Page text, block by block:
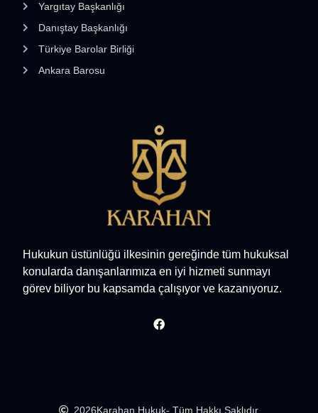
Hukukun üstünlüğü ilkesinin gereğinde tüm hukuksal
konularda danışanlarımıza en iyi hizmeti sunmayı
görev biliyor bu kapsamda çalışıyor ve kazanıyoruz.
Yargıtay Başkanlığı
Danıştay Başkanlığı
Türkiye Barolar Birliği
Ankara Barosu
2026Karahan Hukuk- Tüm Hakkı Saklıdır.